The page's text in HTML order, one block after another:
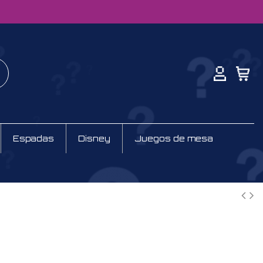
Espadas Disney Juegos de mesa